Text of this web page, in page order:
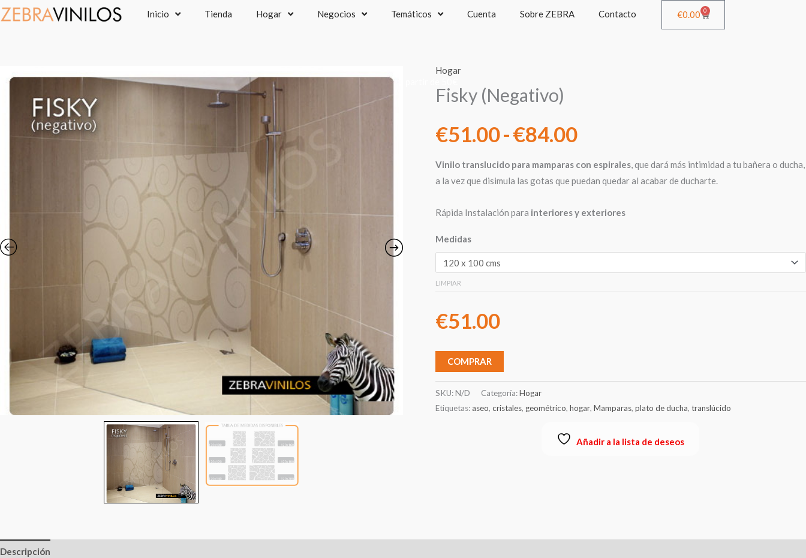
Ir
al
Inicio Tienda Hogar Negocios Temáticos Cuenta Sobre ZEBRA Contacto €0.00 0
Cart
Precios IVA incluido - Envío gratis a partir de 50€
Hogar
Fisky (Negativo)
€51.00-€84.00de
precios:
hasta
Vinilo translucido para mamparas con espirales, que dará más intimidad a tu bañera o ducha,
a la vez que disimula las gotas que puedan quedar al acabar de ducharte.
Rápida Instalación para interiores y exteriores
Medidas
LIMPIAR
€51.00
COMPRAR
SKU:N/D Categoría:Hogar
Etiquetas:aseo, cristales, geométrico, hogar, Mamparas, plato de ducha, translúcido
Añadir a la lista de deseos
Descripción